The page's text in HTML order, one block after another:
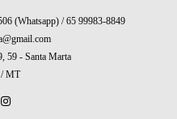
(Whatsapp) / 65 99983-8849
59 - Santa Marta
/ MT